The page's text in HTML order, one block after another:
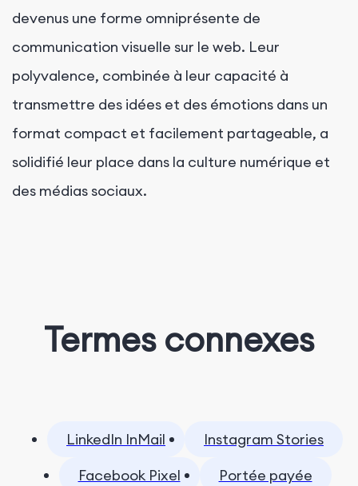
devenus une forme omniprésente de
communication visuelle sur le web. Leur
polyvalence, combinée à leur capacité à
transmettre des idées et des émotions dans un
format compact et facilement partageable, a
solidifié leur place dans la culture numérique et
des médias sociaux.
Termes connexes
LinkedIn InMail
Instagram Stories
Facebook Pixel
Portée payée